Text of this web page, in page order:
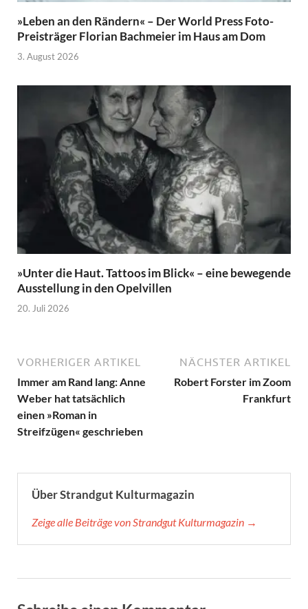
»Leben an den Rändern« – Der World Press Foto-
Preisträger Florian Bachmeier im Haus am Dom
3. August 2026
»Unter die Haut. Tattoos im Blick« – eine bewegende
Ausstellung in den Opelvillen
20. Juli 2026
VORHERIGER ARTIKEL
Immer am Rand lang: Anne
Weber hat tatsächlich
einen »Roman in
Streifzügen« geschrieben
NÄCHSTER ARTIKEL
Robert Forster im Zoom
Frankfurt
Über Strandgut Kulturmagazin
Zeige alle Beiträge von Strandgut Kulturmagazin →